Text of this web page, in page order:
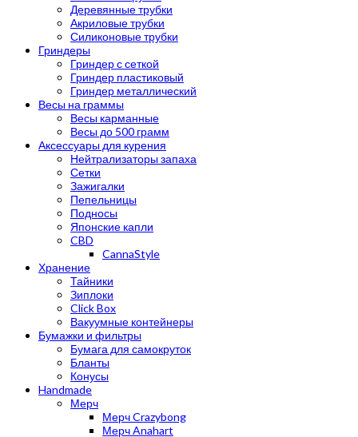
Деревянные трубки
Акриловые трубки
Силиконовые трубки
Гриндеры
Гриндер с сеткой
Гриндер пластиковый
Гриндер металлический
Весы на граммы
Весы карманные
Весы до 500 грамм
Аксессуары для курения
Нейтрализаторы запаха
Сетки
Зажигалки
Пепельницы
Подносы
Японские капли
CBD
CannaStyle
Хранение
Тайники
Зиплоки
Click Box
Вакуумные контейнеры
Бумажки и фильтры
Бумага для самокруток
Бланты
Конусы
Handmade
Мерч
Мерч Crazybong
Мерч Anahart